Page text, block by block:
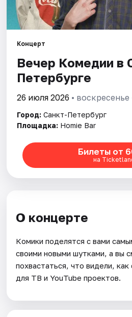
События
Города
Площадки
Рейтинги
Концерт
Вечер Комедии в
Петербурге
26 июля 2026 • воскресенье
Город: Санкт-Петербург
Площадка: Homie Bar
Билеты от
на
О концерте
Комики поделятся с вами
своими новыми шутками, а вы
похвастаться, что видели,
для ТВ и YouTube проектов.